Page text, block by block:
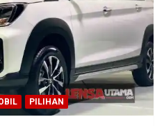
PILIHAN